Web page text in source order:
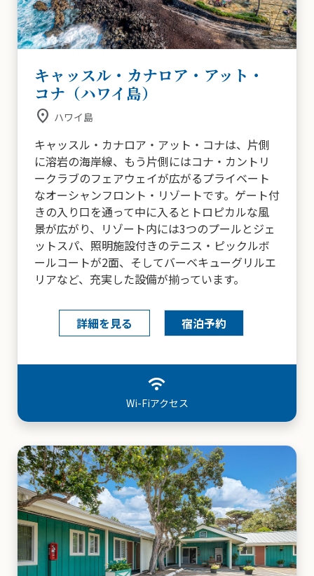
キャッスル・カナロア・アット・
コナ（ハワイ島）
place ハワイ島
キャッスル・カナロア・アット・コナは、片側
に溶岩の海岸線、もう片側にはコナ・カントリ
ークラブのフェアウェイが広がるプライベート
なオーシャンフロント・リゾートです。ゲート付
きの入り口を通って中に入るとトロピカルな風
景が広がり、リゾート内には3つのプールとジェ
ットスパ、照明施設付きのテニス・ピックルボ
ールコートが2面、そしてバーベキューグリルエ
リアなど、充実した設備が揃っています。
詳細を見る 宿泊予約
savings
リゾート料金なし